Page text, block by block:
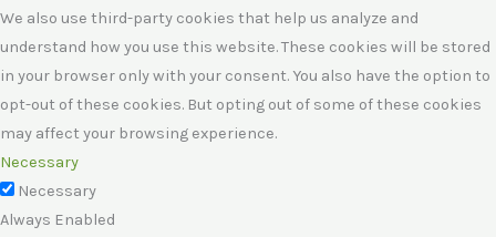
We also use third-party cookies that help us analyze and
understand how you use this website. These cookies will be stored
in your browser only with your consent. You also have the option to
opt-out of these cookies. But opting out of some of these cookies
may affect your browsing experience.
Necessary
Necessary
Always Enabled